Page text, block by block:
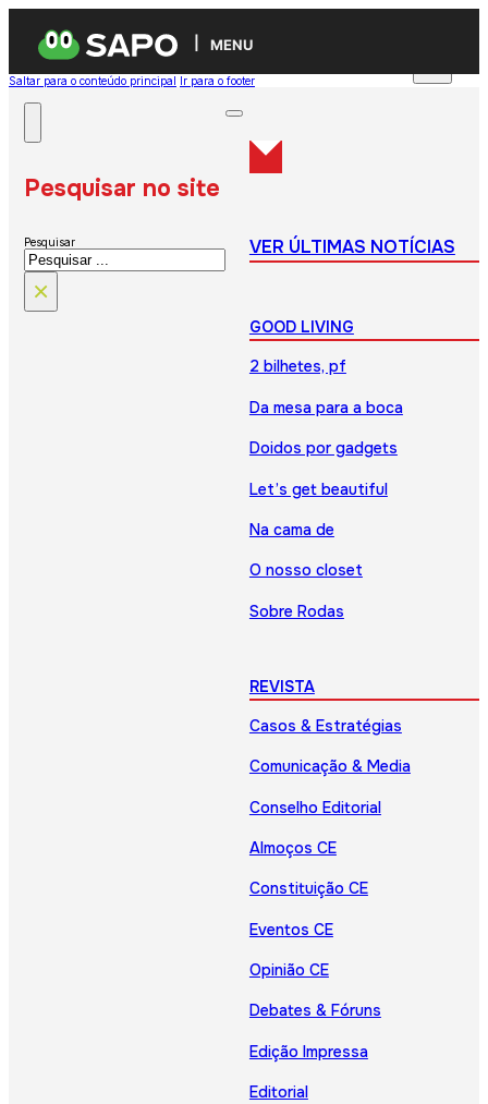
MENU
Saltar para o conteúdo principal Ir para o footer
Pesquisar no site
Pesquisar
×
VER ÚLTIMAS NOTÍCIAS
GOOD LIVING
2 bilhetes, pf
Da mesa para a boca
Doidos por gadgets
Let’s get beautiful
Na cama de
O nosso closet
Sobre Rodas
REVISTA
Casos & Estratégias
Comunicação & Media
Conselho Editorial
Almoços CE
Constituição CE
Eventos CE
Opinião CE
Debates & Fóruns
Edição Impressa
Editorial